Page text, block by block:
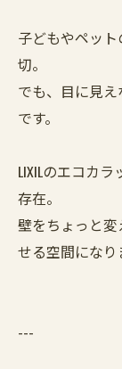
子どもやペッ
切。
でも、目に見
です。
LIXILのエコカ
存在。
壁をちょっと
せる空間になり
---